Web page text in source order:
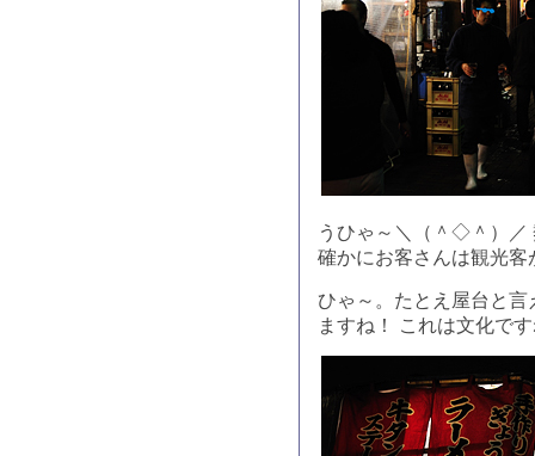
うひゃ～＼（＾◇＾）／
確かにお客さんは観光客
ひゃ～。たとえ屋台と
ますね！ これは文化で